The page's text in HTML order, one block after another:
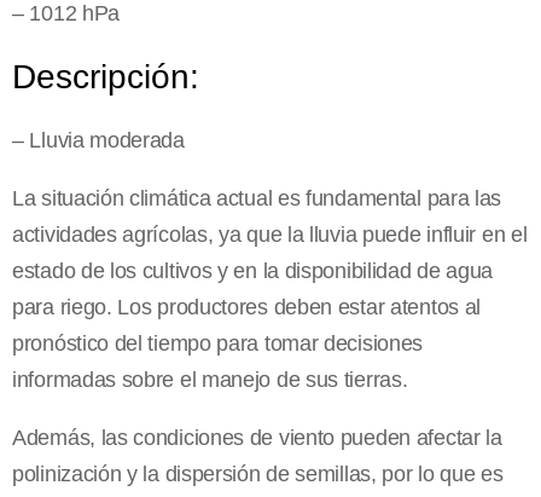
– 1012 hPa
Descripción:
– Lluvia moderada
La situación climática actual es fundamental para las
actividades agrícolas, ya que la lluvia puede influir en el
estado de los cultivos y en la disponibilidad de agua
para riego. Los productores deben estar atentos al
pronóstico del tiempo para tomar decisiones
informadas sobre el manejo de sus tierras.
Además, las condiciones de viento pueden afectar la
polinización y la dispersión de semillas, por lo que es